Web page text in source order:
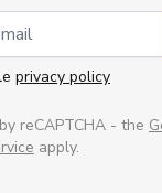
privacy policy
reCAPTCHA - the
apply.